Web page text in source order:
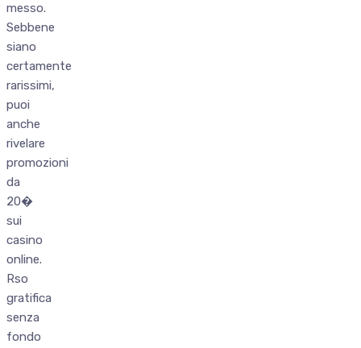
messo.
Sebbene
siano
certamente
rarissimi,
puoi
anche
rivelare
promozioni
da
20�
sui
casino
online.
Rso
gratifica
senza
fondo